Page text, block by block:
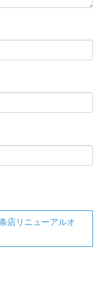
店リニューアルオ